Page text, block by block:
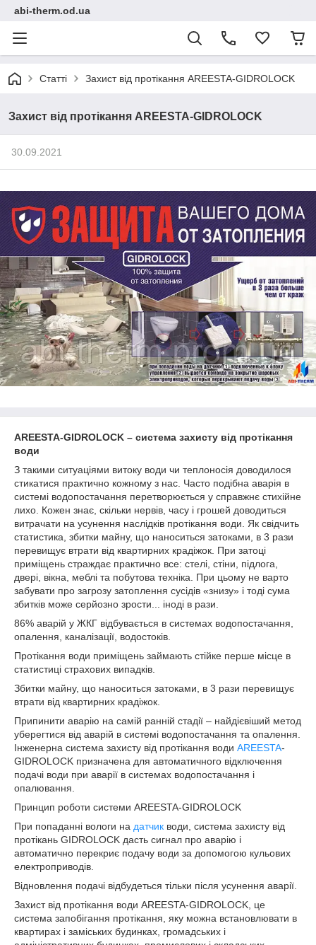
abi-therm.od.ua
Статті Захист від протікання AREESTA-GIDROLOCK
Захист від протікання AREESTA-GIDROLOCK
30.09.2021
AREESTA-GIDROLOCK – система захисту від протікання
води
З такими ситуаціями витоку води чи теплоносія доводилося
стикатися практично кожному з нас. Часто подібна аварія в
системі водопостачання перетворюється у справжнє стихійне
лихо. Кожен знає, скільки нервів, часу і грошей доводиться
витрачати на усунення наслідків протікання води. Як свідчить
статистика, збитки майну, що наноситься затоками, в 3 рази
перевищує втрати від квартирних крадіжок. При затоці
приміщень страждає практично все: стелі, стіни, підлога,
двері, вікна, меблі та побутова техніка. При цьому не варто
забувати про загрозу затоплення сусідів «знизу» і тоді сума
збитків може серйозно зрости... іноді в рази.
86% аварій у ЖКГ відбувається в системах водопостачання,
опалення, каналізації, водостоків.
Протікання води приміщень займають стійке перше місце в
статистиці страхових випадків.
Збитки майну, що наноситься затоками, в 3 рази перевищує
втрати від квартирних крадіжок.
Припинити аварію на самій ранній стадії – найдієвіший метод
уберегтися від аварій в системі водопостачання та опалення.
Інженерна система захисту від протікання води AREESTA-
GIDROLOCK призначена для автоматичного відключення
подачі води при аварії в системах водопостачання і
опалювання.
Принцип роботи системи AREESTA-GIDROLOCK
При попаданні вологи на датчик води, система захисту від
протікань GIDROLOCK дасть сигнал про аварію і
автоматично перекриє подачу води за допомогою кульових
електроприводів.
Відновлення подачі відбудеться тільки після усунення аварії.
Захист від протікання води AREESTA-GIDROLOCK, це
система запобігання протікання, яку можна встановлювати в
квартирах і заміських будинках, громадських і